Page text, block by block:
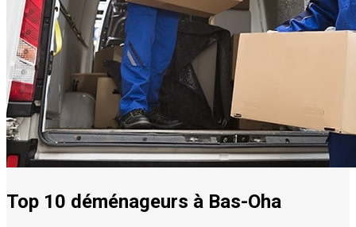
Top 10 déménageurs à Bas-Oha